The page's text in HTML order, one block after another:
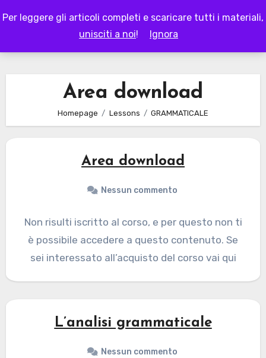
Per leggere gli articoli completi e scaricare tutti i materiali,
unisciti a noi! Ignora
to
LAPAPPADOLCE
Area download
Homepage Lessons GRAMMATICALE
Area download
Nessun commento
Non risulti iscritto al corso, e per questo non ti
è possibile accedere a questo contenuto. Se
sei interessato all’acquisto del corso vai qui
L’analisi grammaticale
Nessun commento